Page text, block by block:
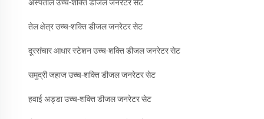
अस्पताल उच्च-शक्ति डीजल जनरेटर सेट
तेल क्षेत्र उच्च-शक्ति डीजल जनरेटर सेट
दूरसंचार आधार स्टेशन उच्च-शक्ति डीजल जनरेटर सेट
समुद्री जहाज उच्च-शक्ति डीजल जनरेटर सेट
हवाई अड्डा उच्च-शक्ति डीजल जनरेटर सेट